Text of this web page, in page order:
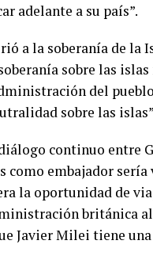
adelante a su país”.
a la soberanía de la
sobre las
del
sobre las
continuo entre
como embajador
la oportunidad de
británica
Javier Milei tiene